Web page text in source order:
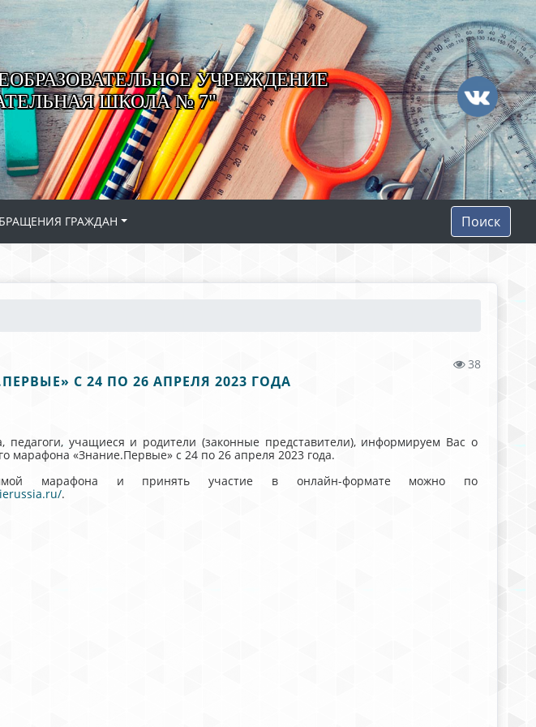
УЧРЕЖДЕНИЕ
ШКОЛА № 7"
ГРАЖДАН Поиск
38
С 24 ПО 26 АПРЕЛЯ 2023 ГОДА
педагоги, учащиеся и родители (законные представители), информируем Вас о
марафона «Знание.Первые» с 24 по 26 апреля 2023 года.
марафона и принять участие в онлайн-формате можно по
.